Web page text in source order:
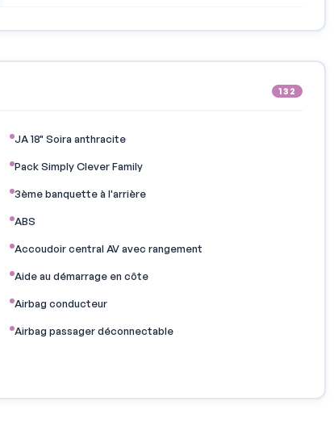
132
JA 18" Soira anthracite
Pack Simply Clever Family
3ème banquette à l'arrière
ABS
Accoudoir central AV avec rangement
Aide au démarrage en côte
Airbag conducteur
Airbag passager déconnectable